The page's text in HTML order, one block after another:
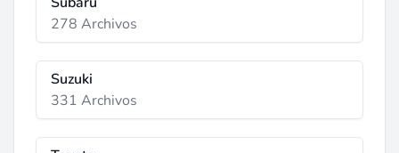
278 Archivos
Suzuki
331 Archivos